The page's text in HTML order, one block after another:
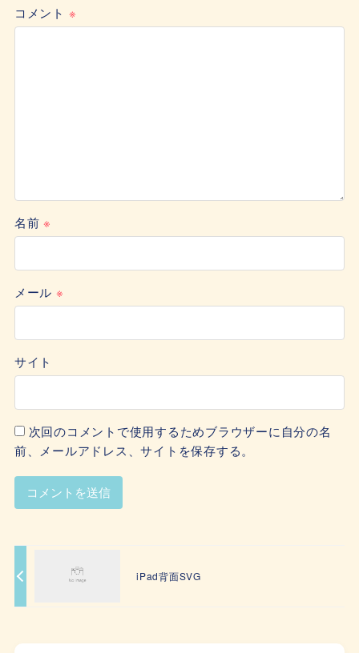
コメント ※
名前※
メール ※
サイト
次回のコメントで使用するためブラウザーに自分の名
前、メールアドレス、サイトを保存する。
iPad背面SVG